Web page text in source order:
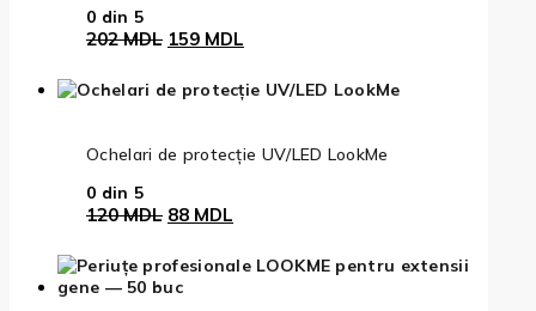
0 din 5
202MDL Prețul
a
fost:
159 MDL
este:
159 MDL.
Ochelari de protecție UV/LED LookMe
0 din 5
120MDL Prețul
a
fost:
88 MDL
este: